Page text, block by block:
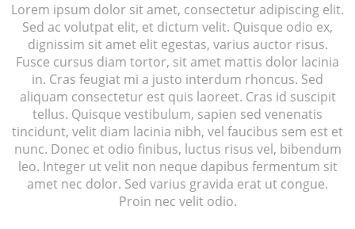
Lorem ipsum dolor sit amet, consectetur adipiscing elit.
Sed ac volutpat elit, et dictum velit. Quisque odio ex,
dignissim sit amet elit egestas, varius auctor risus.
Fusce cursus diam tortor, sit amet mattis dolor lacinia
in. Cras feugiat mi a justo interdum rhoncus. Sed
aliquam consectetur est quis laoreet. Cras id suscipit
tellus. Quisque vestibulum, sapien sed venenatis
tincidunt, velit diam lacinia nibh, vel faucibus sem est et
nunc. Donec et odio finibus, luctus risus vel, bibendum
leo. Integer ut velit non neque dapibus fermentum sit
amet nec dolor. Sed varius gravida erat ut congue.
Proin nec velit odio.